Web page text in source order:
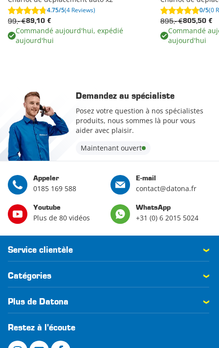
4.75/5(4 Reviews)
89,10 €
99,- €
Commandé aujourd'hui, expédié
aujourd'hui
0/5(0
805,50 €
895,- €
Commandé
aujourd'hui
Demandez au spécialiste
Posez votre question à nos spécialistes
produits, nous sommes là pour vous
aider avec plaisir.
Maintenant ouvert
Appeler
0185 169 588
E-mail
contact@datona.fr
Youtube
Plus de 80 vidéos
WhatsApp
+31 (0) 6 2015 5024
Service clientèle
Catégories
Plus de Datona
Restez à l'écoute